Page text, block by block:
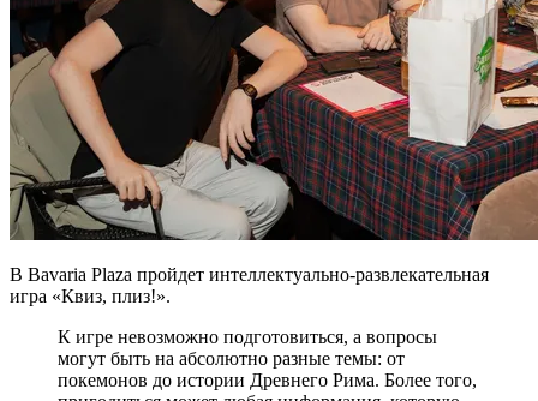
В Bavaria Plaza пройдет интеллектуально-развлекательная
игра «Квиз, плиз!».
К игре невозможно подготовиться, а вопросы
могут быть на абсолютно разные темы: от
покемонов до истории Древнего Рима. Более того,